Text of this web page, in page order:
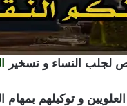
لجلب النساء و تسخير
و توكيلهم